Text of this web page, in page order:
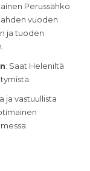
Perussähkö
vuoden
ja tuoden
: Saat Heleniltä
ja vastuullista